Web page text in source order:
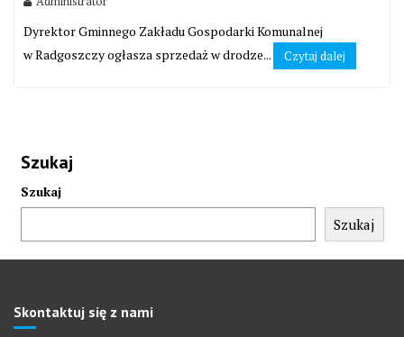
Dyrektor Gminnego Zakładu Gospodarki Komunalnej
w Radgoszczy ogłasza sprzedaż w drodze...
Czytaj dalej
Szukaj
Szukaj
Szukaj
Skontaktuj się z nami